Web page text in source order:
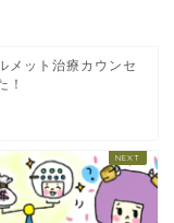
メット治療カウンセ
！